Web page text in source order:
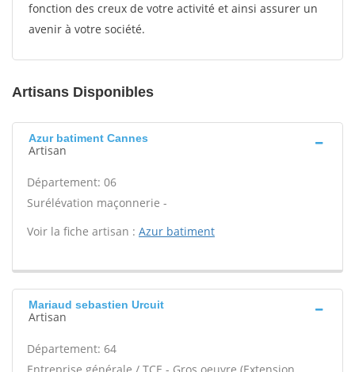
fonction des creux de votre activité et ainsi assurer un
avenir à votre société.
Artisans Disponibles
Azur batiment Cannes
Artisan
Département: 06
Surélévation maçonnerie -
Voir la fiche artisan : Azur batiment
Mariaud sebastien Urcuit
Artisan
Département: 64